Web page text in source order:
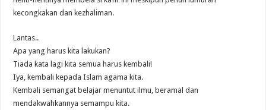
kecongkakan dan kezhaliman.
Lantas..
Apa yang harus kita lakukan?
Tiada kata lagi kita semua harus kembali!
Iya, kembali kepada Islam agama kita.
Kembali semangat belajar menuntut ilmu, beramal dan
mendakwahkannya semampu kita.